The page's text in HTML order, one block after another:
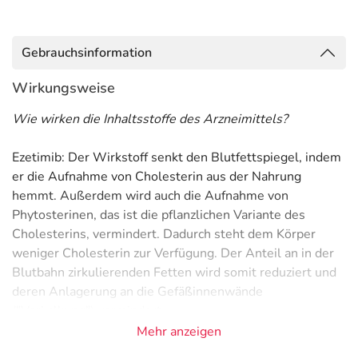
Gebrauchsinformation
Wirkungsweise
Wie wirken die Inhaltsstoffe des Arzneimittels?
Ezetimib: Der Wirkstoff senkt den Blutfettspiegel, indem
er die Aufnahme von Cholesterin aus der Nahrung
hemmt. Außerdem wird auch die Aufnahme von
Phytosterinen, das ist die pflanzlichen Variante des
Cholesterins, vermindert. Dadurch steht dem Körper
weniger Cholesterin zur Verfügung. Der Anteil an in der
Blutbahn zirkulierenden Fetten wird somit reduziert und
deren Anlagerung an die Gefäßinnenwände
Mehr anzeigen